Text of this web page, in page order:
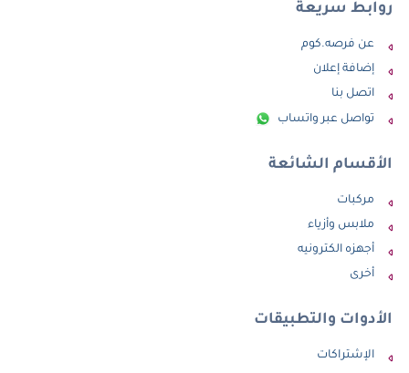
روابط سريعة
عن فرصه.كوم
إضافة إعلان
اتصل بنا
تواصل عبر واتساب
الأقسام الشائعة
مركبات
ملابس وأزياء
أجهزه الكترونيه
أخرى
الأدوات والتطبيقات
الإشتراكات